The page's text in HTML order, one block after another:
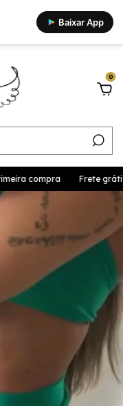
Baixar App
0
compra Frete grátis